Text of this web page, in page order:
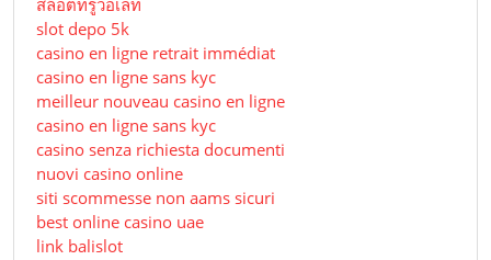
สล็อตทรูวอเลท
slot depo 5k
casino en ligne retrait immédiat
casino en ligne sans kyc
meilleur nouveau casino en ligne
casino en ligne sans kyc
casino senza richiesta documenti
nuovi casino online
siti scommesse non aams sicuri
best online casino uae
link balislot